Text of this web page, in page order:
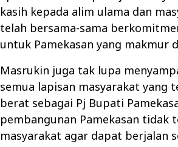
kasih kepada alim ulama dan
telah bersama-sama
untuk Pamekasan yang makmur
Masrukin juga tak lupa
semua lapisan masyarakat yang
berat sebagai Pj Bupati
pembangunan Pamekasan tidak
masyarakat agar dapat berjalan